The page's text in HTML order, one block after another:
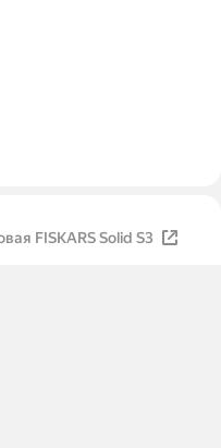
Больше отзывов про Пила садовая FISKARS Solid S3